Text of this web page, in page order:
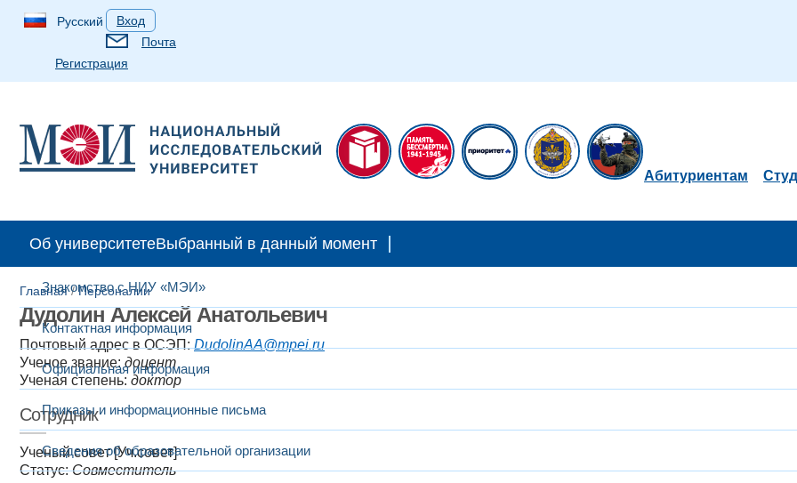
Русский
Вход
Почта
Регистрация
Абитуриентам
Об университетеВыбранный в данный момент
Знакомство с НИУ «МЭИ»
Контактная информация
Официальная информация
Приказы и информационные письма
Сведения об образовательной организации
Главная /Персоналии​
Дудолин Алексей Анатольевич
Почтовый адрес в ОСЭП:DudolinAA@mpei.ru
Ученое звание: доцент
Ученая степень: доктор
Сотрудник
Ученый совет [Уч.совет]
Статус:Совместитель